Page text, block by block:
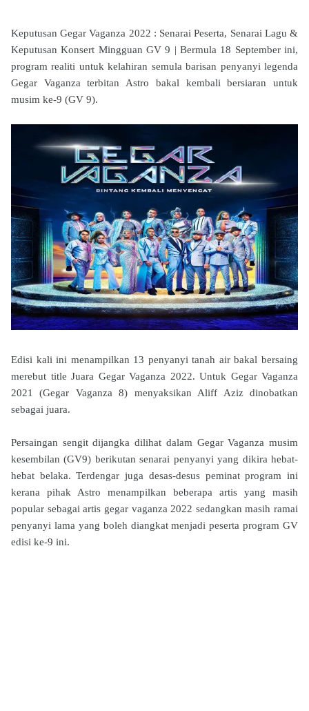
Keputusan Gegar Vaganza 2022 : Senarai Peserta, Senarai Lagu &
Keputusan Konsert Mingguan GV 9 | Bermula 18 September ini,
program realiti untuk kelahiran semula barisan penyanyi legenda
Gegar Vaganza terbitan Astro bakal kembali bersiaran untuk
musim ke-9 (GV 9).
Edisi kali ini menampilkan 13 penyanyi tanah air bakal bersaing
merebut title Juara Gegar Vaganza 2022. Untuk Gegar Vaganza
2021 (Gegar Vaganza 8) menyaksikan Aliff Aziz dinobatkan
sebagai juara.
Persaingan sengit dijangka dilihat dalam Gegar Vaganza musim
kesembilan (GV9) berikutan senarai penyanyi yang dikira hebat-
hebat belaka. Terdengar juga desas-desus peminat program ini
kerana pihak Astro menampilkan beberapa artis yang masih
popular sebagai artis gegar vaganza 2022 sedangkan masih ramai
penyanyi lama yang boleh diangkat menjadi peserta program GV
edisi ke-9 ini.